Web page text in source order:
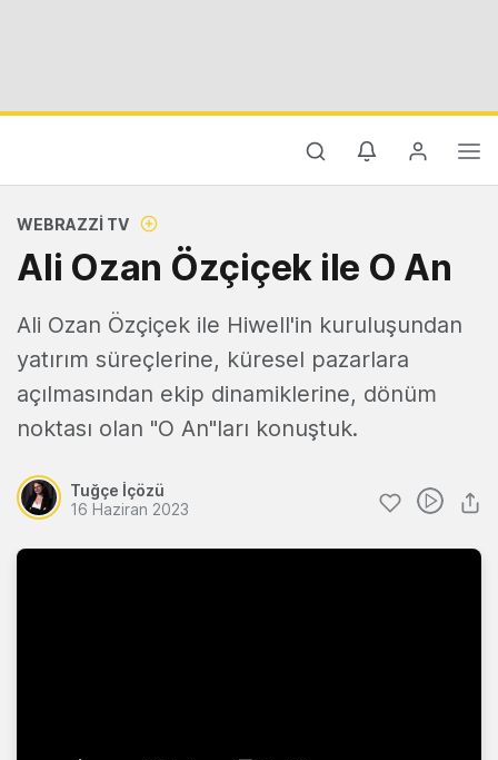
WEBRAZZI TV
Ali Ozan Özçiçek ile O An
Ali Ozan Özçiçek ile Hiwell'in kuruluşundan
yatırım süreçlerine, küresel pazarlara
açılmasından ekip dinamiklerine, dönüm
noktası olan "O An"ları konuştuk.
Tuğçe İçözü
16 Haziran 2023